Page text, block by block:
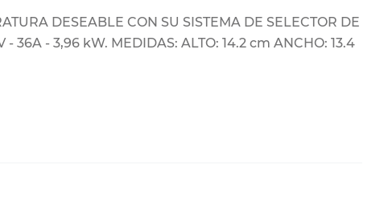
DESEABLE CON SU SISTEMA DE SELECTOR DE
36A - 3,96 kW. MEDIDAS: ALTO: 14.2 cm ANCHO: 13.4